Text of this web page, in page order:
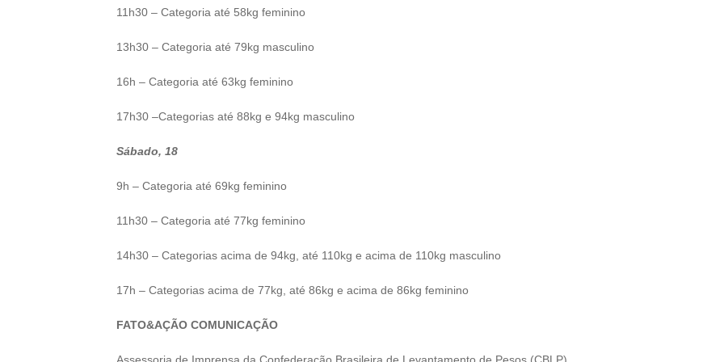
11h30 – Categoria até 58kg feminino
13h30 – Categoria até 79kg masculino
16h – Categoria até 63kg feminino
17h30 –Categorias até 88kg e 94kg masculino
Sábado, 18
9h – Categoria até 69kg feminino
11h30 – Categoria até 77kg feminino
14h30 – Categorias acima de 94kg, até 110kg e acima de 110kg masculino
17h – Categorias acima de 77kg, até 86kg e acima de 86kg feminino
FATO&AÇÃO COMUNICAÇÃO